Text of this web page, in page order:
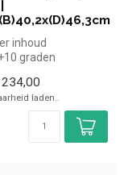
inhoud
graden
40,2 cm, diepte
234,00
laden..